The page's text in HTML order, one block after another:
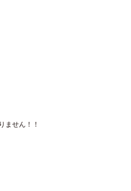
ません！！